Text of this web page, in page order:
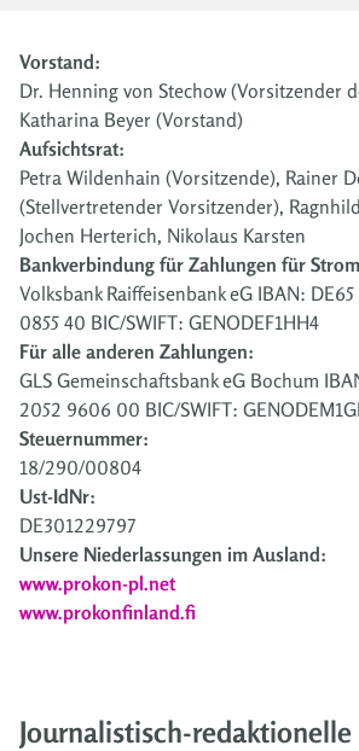
Vorstand:
Dr. Henning von Stechow (Vorsitzender
Katharina Beyer (Vorstand)
Aufsichtsrat:
Petra Wildenhain (Vorsitzende), Rainer
(Stellvertretender Vorsitzender),
Jochen Herterich, Nikolaus Karsten
Bankverbindung für Zahlungen für
Volksbank Raiffeisenbank eG IBAN:
0855 40 BIC/SWIFT: GENODEF1HH4
Für alle anderen Zahlungen:
GLS Gemeinschaftsbank eG Bochum
2052 9606 00 BIC/SWIFT:
Steuernummer:
18/290/00804
Ust-IdNr:
DE301229797
Unsere Niederlassungen im Ausland:
www.prokon-pl.net
www.prokonfinland.fi
Journalistisch-